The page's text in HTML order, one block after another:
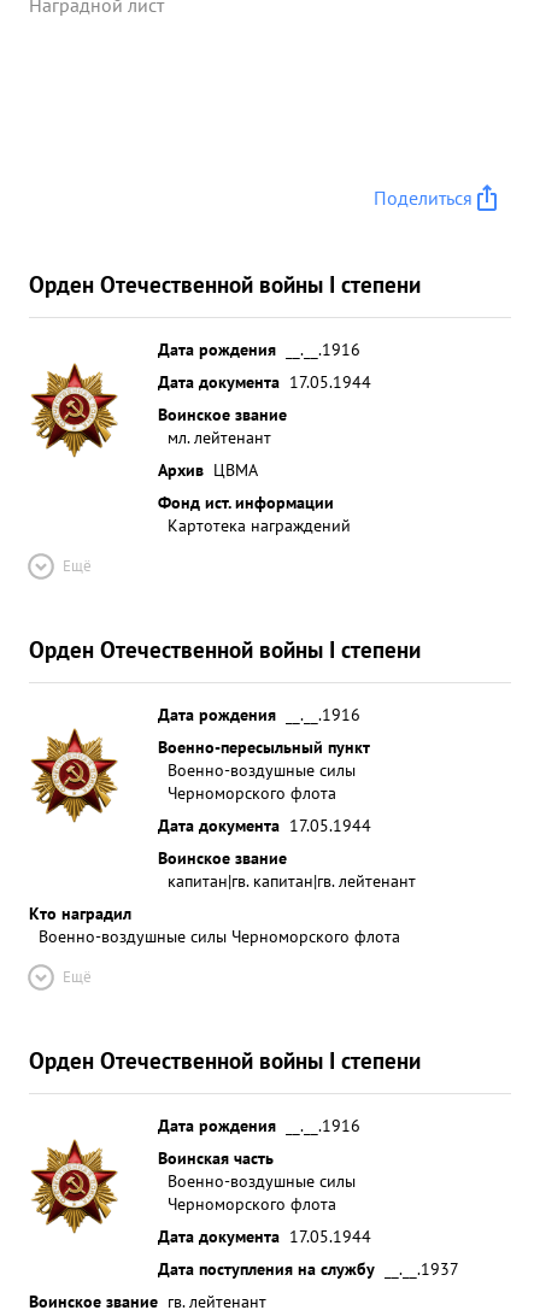
Наградной лист
Поделиться
Орден Отечественной войны I степени
Дата рождения
__.__.1916
Дата документа 17.05.1944
Воинское звание
мл. лейтенант
Архив ЦВМА
Фонд ист. информации
Картотека награждений
Ещё
Орден Отечественной войны I степени
Дата рождения
__.__.1916
Военно-пересыльный пункт
Военно-воздушные силы
Черноморского флота
Дата документа 17.05.1944
Воинское звание
капитан|гв. капитан|гв. лейтенант
Кто наградил
Военно-воздушные силы Черноморского флота
Ещё
Орден Отечественной войны I степени
Дата рождения
__.__.1916
Воинская часть
Военно-воздушные силы
Черноморского флота
Дата документа 17.05.1944
Дата поступления на службу
__.__.1937
Воинское звание гв. лейтенант